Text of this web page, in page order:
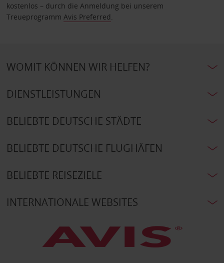
kostenlos – durch die Anmeldung bei unserem
Treueprogramm Avis Preferred
WOMIT KÖNNEN WIR HELFEN?
DIENSTLEISTUNGEN
BELIEBTE DEUTSCHE STÄDTE
BELIEBTE DEUTSCHE FLUGHÄFEN
BELIEBTE REISEZIELE
INTERNATIONALE WEBSITES